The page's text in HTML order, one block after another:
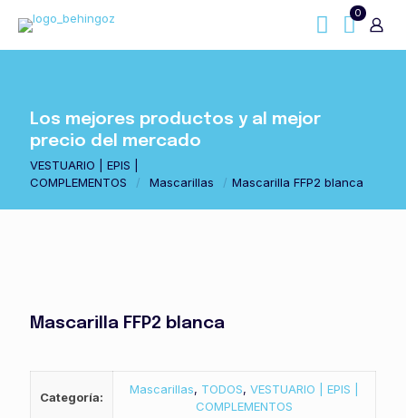
0
Los mejores productos y al mejor
precio del mercado
VESTUARIO | EPIS |
COMPLEMENTOS
/ Mascarillas / Mascarilla FFP2 blanca
Mascarilla FFP2 blanca
Categoría:
Mascarillas, TODOS, VESTUARIO | EPIS |
COMPLEMENTOS